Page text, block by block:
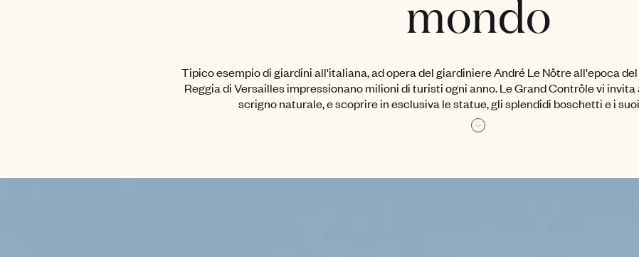
mondo
Tipico esempio di giardini all'italiana, ad opera del giardiniere André Le Nôtre all'epoca
Reggia di Versailles impressionano milioni di turisti ogni anno. Le Grand Contrôle vi
scrigno naturale, e scoprire in esclusiva le statue, gli splendidi boschetti e i
Leggi di più